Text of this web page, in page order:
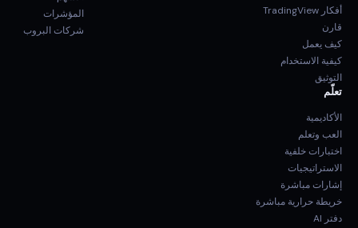
أفكار TradingView
قارن
كيف يعمل
كيفية الاستخدام
التوثيق
تعلّم
الأكاديمية
العب وتعلم
اختبارات خلفية
الاستراتيجيات
إشارات مباشرة
خريطة حرارية مباشرة
دفتر AI
المؤشرات
شركات البروب